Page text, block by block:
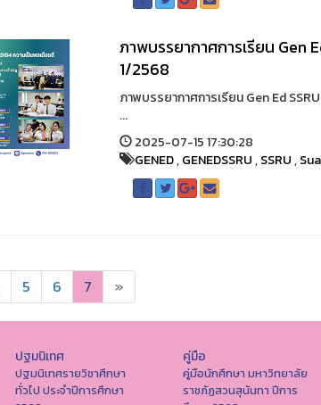
ภาพบรรยากาศการเรียน Gen
1/2568
ภาพบรรยากาศการเรียน Gen Ed
...
2025-07-15 17:30:28
GENED,GENEDSSRU,SSRU,
5 6 7 »
ปฐมนิเทศ
ปฐมนิเทศรายวิชาศึกษา
ทั่วไป ประจำปีการศึกษา
คู่มือ
คู่มือนักศึกษา มหาวิทยาลัย
ราชภัฏสวนสุนันทา ปีการ